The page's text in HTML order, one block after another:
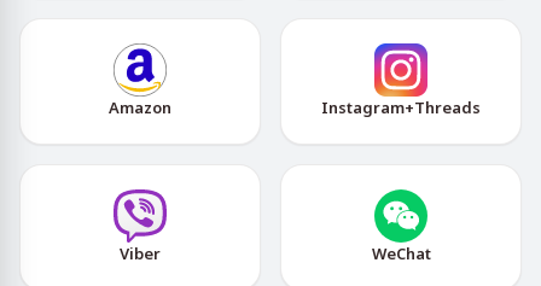
Amazon Instagram+Threads
Viber WeChat